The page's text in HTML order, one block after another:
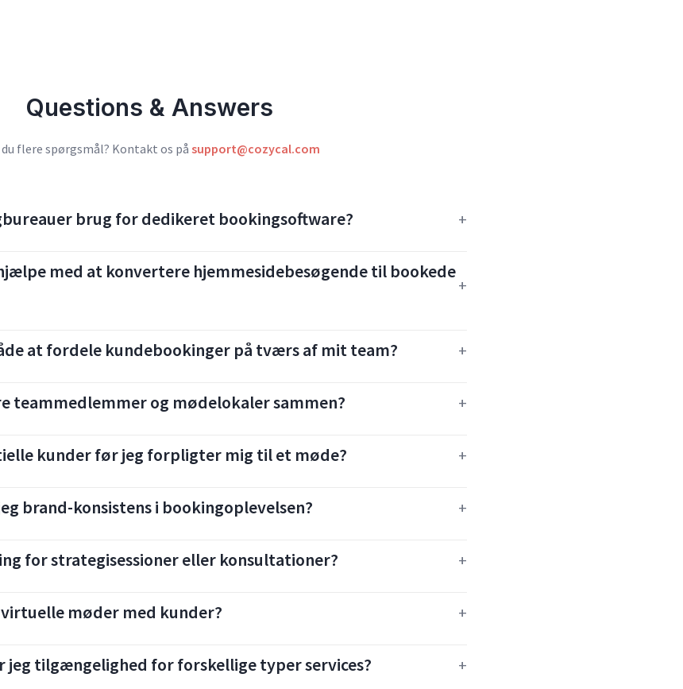
Questions & Answers
du flere spørgsmål? Kontakt os på support@cozycal.com
brug for dedikeret bookingsoftware?
med at konvertere hjemmesidebesøgende til bookede
at fordele kundebookinger på tværs af mit team?
teammedlemmer og mødelokaler sammen?
kunder før jeg forpligter mig til et møde?
brand-konsistens i bookingoplevelsen?
for strategisessioner eller konsultationer?
møder med kunder?
jeg tilgængelighed for forskellige typer services?